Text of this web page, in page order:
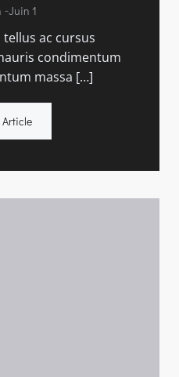
-Juin 1
tellus ac cursus
condimentum
massa […]
Article